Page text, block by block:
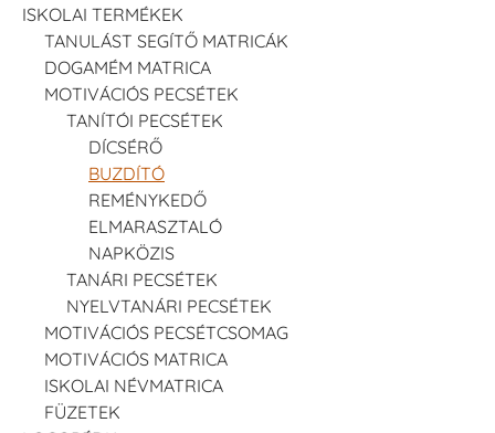
ISKOLAI TERMÉKEK
TANULÁST SEGÍTŐ MATRICÁK
DOGAMÉM MATRICA
MOTIVÁCIÓS PECSÉTEK
TANÍTÓI PECSÉTEK
DÍCSÉRŐ
BUZDÍTÓ
REMÉNYKEDŐ
ELMARASZTALÓ
NAPKÖZIS
TANÁRI PECSÉTEK
NYELVTANÁRI PECSÉTEK
MOTIVÁCIÓS PECSÉTCSOMAG
MOTIVÁCIÓS MATRICA
ISKOLAI NÉVMATRICA
FÜZETEK